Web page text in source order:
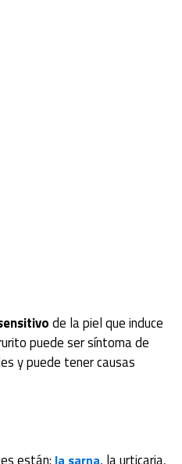
de la piel que induce
puede ser síntoma de
y puede tener causas